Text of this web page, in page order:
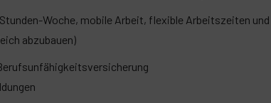
Woche, mobile Arbeit, flexible Arbeitszeiten
abzubauen)